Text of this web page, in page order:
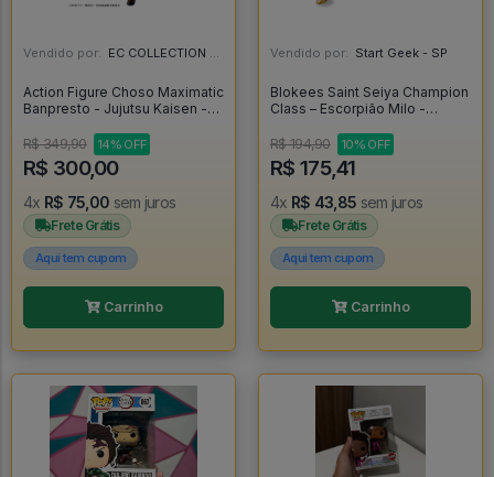
Vendido por: EC COLLECTION - SP
Action Figure Choso Maximatic
Banpresto - Jujutsu Kaisen -
R$ 349,90
14% OFF
R$ 300,00
4x R$ 75,00 sem juros
Frete Grátis
Aqui tem cupom
Carrinho
Vendido por: Start Geek - SP
Blokees Saint Seiya Champion
Class – Escorpião Milo -
R$ 194,90
10% OFF
R$ 175,41
4x R$ 43,85 sem juros
Frete Grátis
Aqui tem cupom
Carrinho